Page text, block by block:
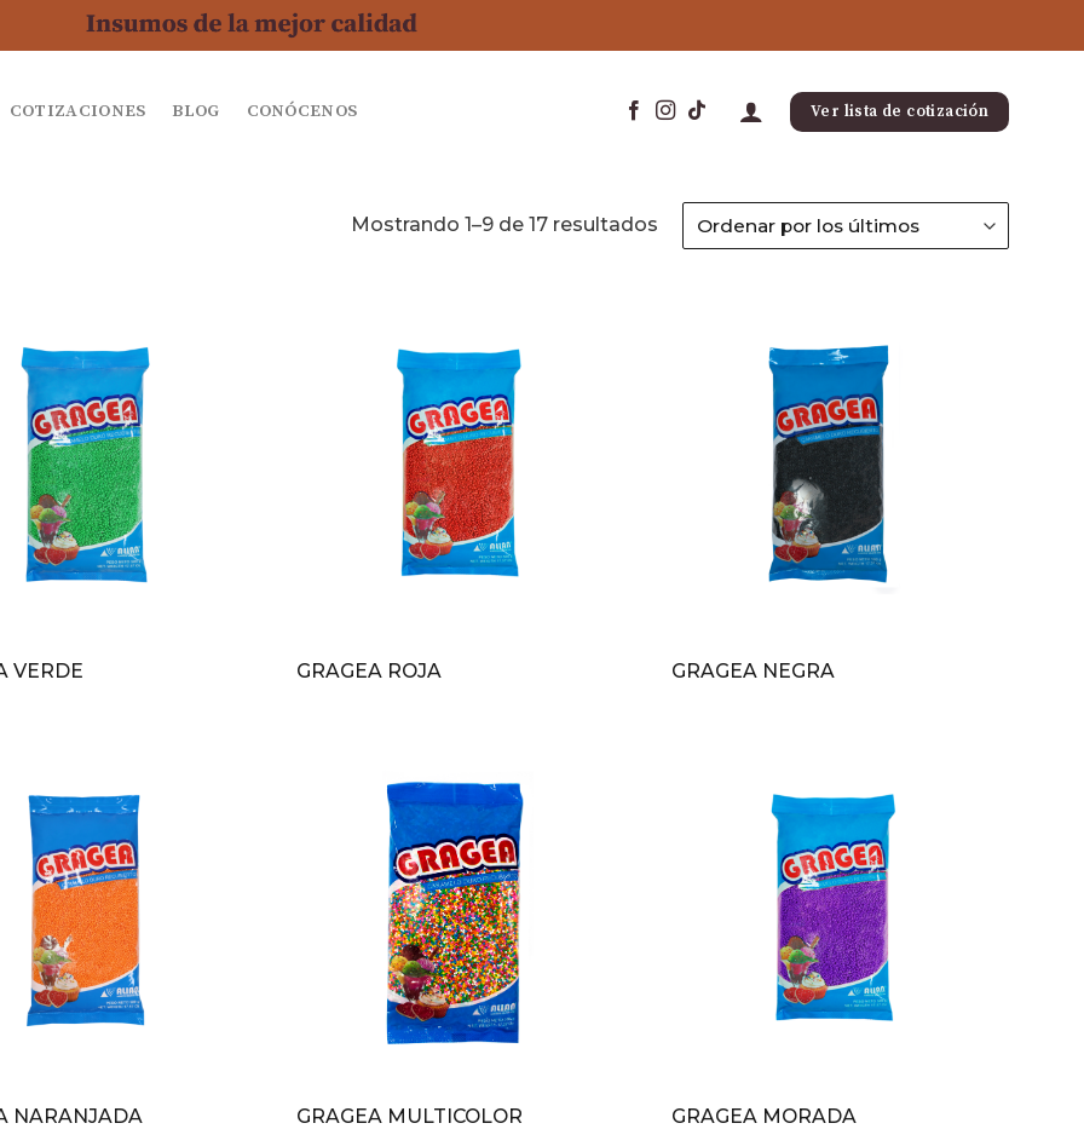
COTIZACIONES BLOG CONÓCENOS Ver lista de cotización
Mostrando 1–9 de 17 resultados
VERDE GRAGEA ROJA GRAGEA NEGRA
NARANJADA GRAGEA MULTICOLOR GRAGEA MORADA